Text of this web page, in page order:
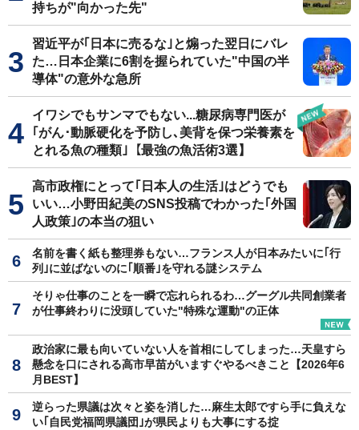
持ちが"向かった先"
習近平が｢日本に売るな｣と煽った翌日にバレ
た…日本企業に6割を握られていた"中国の半
導体"の意外な急所
イワシでもサンマでもない...糖尿病専門医が
｢がん･動脈硬化を予防し､美背を保つ栄養素を
とれる魚の種類｣【最強の魚活術3選】
高市政権にとって｢日本人の生活｣はどうでも
いい…小野田紀美のSNS投稿でわかった｢外国
人政策｣の本当の狙い
名前を書く紙も整理券もない…フランス人が日本みたいに｢行
列｣に並ばないのに｢順番｣を守れる謎システム
そりゃ仕事のことを一瞬で忘れられるわ…グーグル共同創業者
が仕事終わりに没頭していた"特殊な運動"の正体
政治家に最も向いていない人を首相にしてしまった…天皇すら
懸念を口にされる高市早苗がいますぐやるべきこと【2026年6
月BEST】
逆らった県議は次々と姿を消した…麻生太郎ですら手に負えな
い｢自民党福岡県議団｣が県民よりも大事にする掟